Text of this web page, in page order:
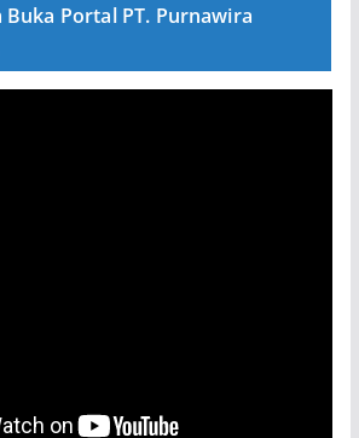
Buka Portal PT. Purnawira